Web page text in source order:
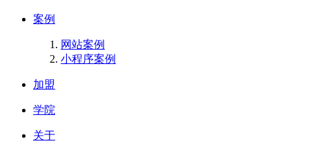
案例
网站案例
小程序案例
加盟
学院
关于